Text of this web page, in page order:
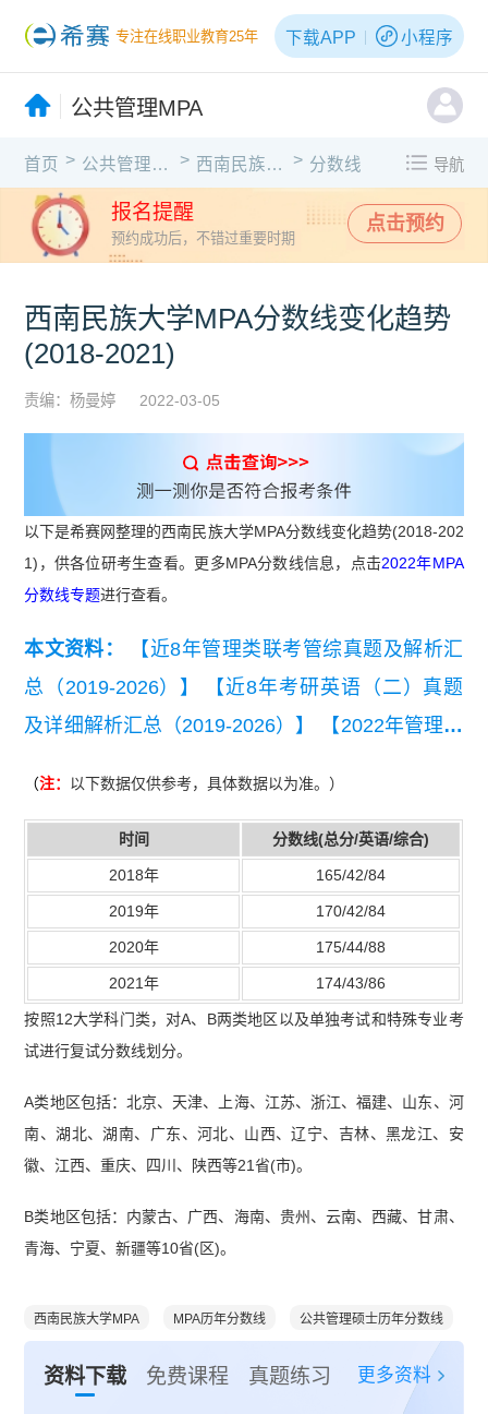
专注在线职业教育25年 下载APP 小程序
公共管理MPA
首页 > 公共管理MPA > 西南民族大学 > 分数线 导航
报名提醒
预约成功后，不错过重要时期
点击预约
西南民族大学MPA分数线变化趋势
(2018-2021)
责编：杨曼婷 2022-03-05
以下是希赛网整理的西南民族大学MPA分数线变化趋势(2018-202
1)，供各位研考生查看。更多MPA分数线信息，点击2022年MPA
分数线专题进行查看。
本文资料：
【近8年管理类联考管综真题及解析汇
总（2019-2026）】
【近8年考研英语（二）真题
及详细解析汇总（2019-2026）】
【2022年管理联
（注： 以下数据仅供参考，具体数据以为准。）
时间 分数线(总分/英语/综合)
2018年 165/42/84
2019年 170/42/84
2020年 175/44/88
2021年 174/43/86
按照12大学科门类，对A、B两类地区以及单独考试和特殊专业考
试进行复试分数线划分。
A类地区包括：北京、天津、上海、江苏、浙江、福建、山东、河
南、湖北、湖南、广东、河北、山西、辽宁、吉林、黑龙江、安
徽、江西、重庆、四川、陕西等21省(市)。
B类地区包括：内蒙古、广西、海南、贵州、云南、西藏、甘肃、
青海、宁夏、新疆等10省(区)。
西南民族大学MPA MPA历年分数线 公共管理硕士历年分数线
资料下载 免费课程 真题练习 更多资料